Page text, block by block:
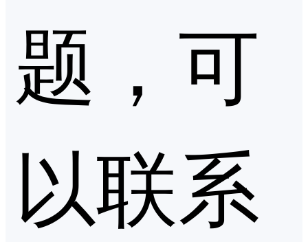
题，可
以联系